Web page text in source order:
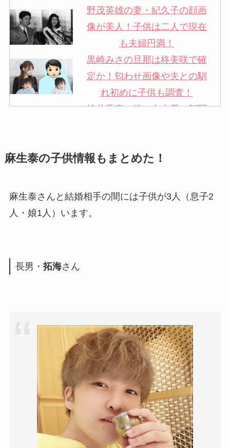
野茂英雄の妻・紀久子の顔画
像が美人！子供は二人で現在
も夫婦円満！
黒崎みさの旦那は柊美咲で確
定か！匂わせ画像や夫との馴
れ初めに子供も調査！
松井秀喜の嫁・中山愛の顔写
申真衣の旦那・工藤けんの現
子供も調査！
竹田恒泰の奥さんの顔写真が
真が美人！息子や夫妻の最新
情報や離婚の噂も調査！
大川橋蔵の奥さん・真理子は
今も生きてる？息子は俳優で
誰かも調査！
高木豊の妻は宮内千早！再婚
の馴れ初めに元嫁との結婚や
離婚もまとめた！
麻生泰の子供情報もまとめた！
麻生泰さんと結婚相手の間には子供が3人（息子2
人・娘1人）います。
長男・ 拓海さん